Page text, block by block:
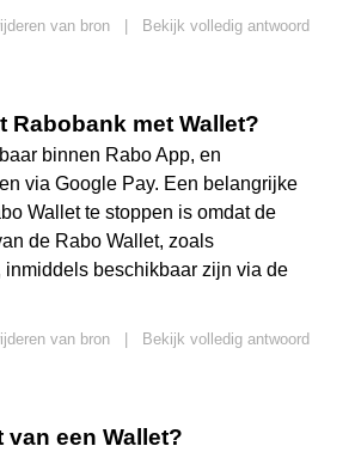
van bron
Bekijk volledig antwoord
Rabobank met Wallet?
binnen Rabo App, en
via Google Pay. Een belangrijke
Wallet te stoppen is omdat de
de Rabo Wallet, zoals
inmiddels beschikbaar zijn via de
van bron
Bekijk volledig antwoord
van een Wallet?